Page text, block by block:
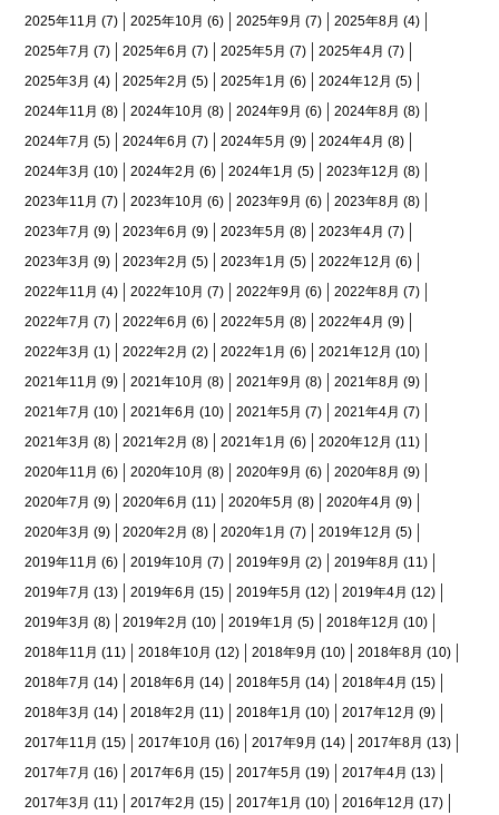
2025年11月 (7) 2025年10月 (6) 2025年9月 (7) 2025年8月 (4)
2025年7月 (7) 2025年6月 (7) 2025年5月 (7) 2025年4月 (7)
2025年3月 (4) 2025年2月 (5) 2025年1月 (6) 2024年12月 (5)
2024年11月 (8) 2024年10月 (8) 2024年9月 (6) 2024年8月 (8)
2024年7月 (5) 2024年6月 (7) 2024年5月 (9) 2024年4月 (8)
2024年3月 (10) 2024年2月 (6) 2024年1月 (5) 2023年12月 (8)
2023年11月 (7) 2023年10月 (6) 2023年9月 (6) 2023年8月 (8)
2023年7月 (9) 2023年6月 (9) 2023年5月 (8) 2023年4月 (7)
2023年3月 (9) 2023年2月 (5) 2023年1月 (5) 2022年12月 (6)
2022年11月 (4) 2022年10月 (7) 2022年9月 (6) 2022年8月 (7)
2022年7月 (7) 2022年6月 (6) 2022年5月 (8) 2022年4月 (9)
2022年3月 (1) 2022年2月 (2) 2022年1月 (6) 2021年12月 (10)
2021年11月 (9) 2021年10月 (8) 2021年9月 (8) 2021年8月 (9)
2021年7月 (10) 2021年6月 (10) 2021年5月 (7) 2021年4月 (7)
2021年3月 (8) 2021年2月 (8) 2021年1月 (6) 2020年12月 (11)
2020年11月 (6) 2020年10月 (8) 2020年9月 (6) 2020年8月 (9)
2020年7月 (9) 2020年6月 (11) 2020年5月 (8) 2020年4月 (9)
2020年3月 (9) 2020年2月 (8) 2020年1月 (7) 2019年12月 (5)
2019年11月 (6) 2019年10月 (7) 2019年9月 (2) 2019年8月 (11)
2019年7月 (13) 2019年6月 (15) 2019年5月 (12) 2019年4月 (12)
2019年3月 (8) 2019年2月 (10) 2019年1月 (5) 2018年12月 (10)
2018年11月 (11) 2018年10月 (12) 2018年9月 (10) 2018年8月 (10)
2018年7月 (14) 2018年6月 (14) 2018年5月 (14) 2018年4月 (15)
2018年3月 (14) 2018年2月 (11) 2018年1月 (10) 2017年12月 (9)
2017年11月 (15) 2017年10月 (16) 2017年9月 (14) 2017年8月 (13)
2017年7月 (16) 2017年6月 (15) 2017年5月 (19) 2017年4月 (13)
2017年3月 (11) 2017年2月 (15) 2017年1月 (10) 2016年12月 (17)